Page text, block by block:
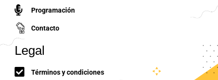
Programación
Contacto
Legal
Términos y condiciones